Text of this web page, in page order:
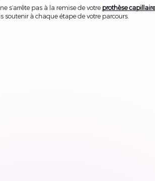
s’arrête pas à la remise de votre prothèse capillaire
soutenir à chaque étape de votre parcours.